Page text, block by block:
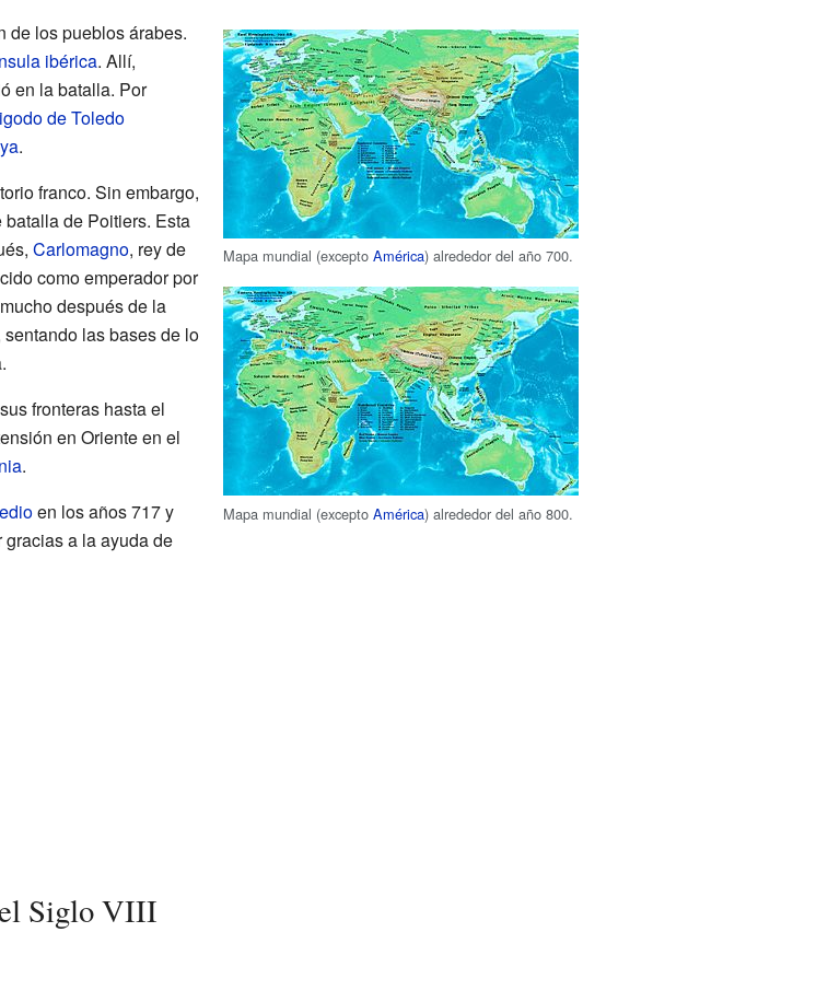
Mapa mundial (exceptoAmérica) alrededor del año 700.
Mapa mundial (exceptoAmérica) alrededor del año 800.
de los pueblos árabes.
ibérica. Allí,
en la batalla. Por
de Toledo
.
franco. Sin embargo,
de Poitiers. Esta
Carlomagno, rey de
como emperador por
después de la
las bases de lo
fronteras hasta el
en Oriente en el
.
en los años 717 y
a la ayuda de
Siglo VIII